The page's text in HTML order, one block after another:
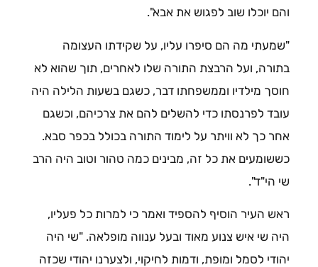
והם יוכלו שוב לפגוש את אבא".
"שמעתי מה הם סיפרו עליו, על שקידתו העצומה
בתורה, ועל הרבצת התורה שלו לאחרים, תוך שהוא לא
חוסך מילדיו וממשפחתו דבר, כשגם בשעות הלילה היה
עובד לפרנסתו כדי להשלים להם את צרכיהם, וכשגם
אחר כך לא וויתר על לימוד התורה בכולל בכפר סבא.
כששומעים את כל זה, מבינים כמה טהור וטוב היה הרב
שי הי"ד".
ראש העיר הוסיף להספיד ואמר כי למרות כל פעליו,
היה שי איש צנוע מאוד ובעל ענווה מופלאה. "שי היה
יהודי לסמל ומופת, ודמות לחיקוי, ולצערנו יהודי שכזה